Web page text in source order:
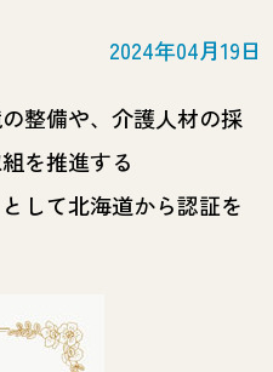
2024年04月19日
整備や、介護人材の採
を推進する
して北海道から認証を